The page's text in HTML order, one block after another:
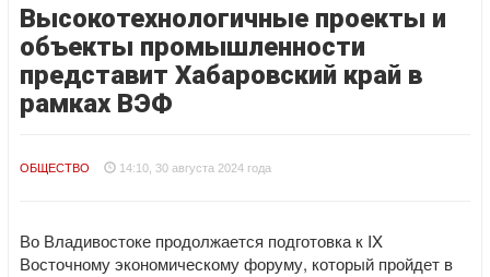
Высокотехнологичные проекты и
объекты промышленности
представит Хабаровский край в
рамках ВЭФ
ОБЩЕСТВО 14:10, 30 августа 2024 года
Во Владивостоке продолжается подготовка к IX
Восточному экономическому форуму, который пройдет в